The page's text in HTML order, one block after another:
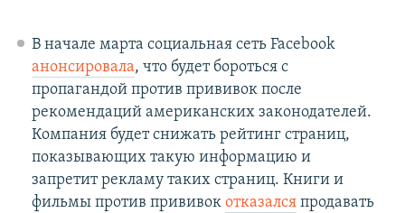
В начале марта социальная сеть Facebook
анонсировала, что будет бороться с
пропагандой против прививок после
рекомендаций американских законодателей.
Компания будет снижать рейтинг страниц,
показывающих такую информацию и
запретит рекламу таких страниц. Книги и
фильмы против прививок отказалсяпродавать